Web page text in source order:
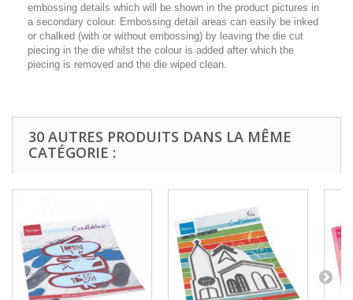
embossing details which will be shown in the product pictures in
a secondary colour. Embossing detail areas can easily be inked
or chalked (with or without embossing) by leaving the die cut
piecing in the die whilst the colour is added after which the
piecing is removed and the die wiped clean.
30 AUTRES PRODUITS DANS LA MÊME
CATÉGORIE :